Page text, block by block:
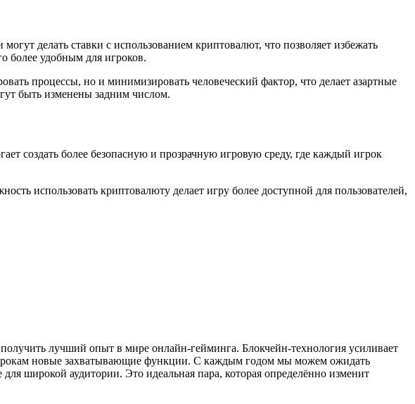
делать ставки с использованием криптовалют, что позволяет избежать
более удобным для игроков.
процессы, но и минимизировать человеческий фактор, что делает азартные
быть изменены задним числом.
создать более безопасную и прозрачную игровую среду, где каждый игрок
использовать криптовалюту делает игру более доступной для пользователей,
лучший опыт в мире онлайн-гейминга. Блокчейн-технология усиливает
новые захватывающие функции. С каждым годом мы можем ожидать
широкой аудитории. Это идеальная пара, которая определённо изменит